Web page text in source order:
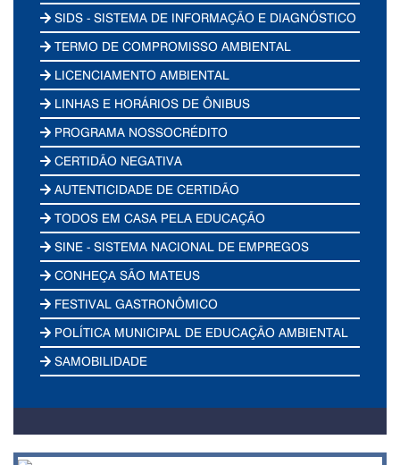
SIDS - SISTEMA DE INFORMAÇÃO E DIAGNÓSTICO
TERMO DE COMPROMISSO AMBIENTAL
LICENCIAMENTO AMBIENTAL
LINHAS E HORÁRIOS DE ÔNIBUS
PROGRAMA NOSSOCRÉDITO
CERTIDÃO NEGATIVA
AUTENTICIDADE DE CERTIDÃO
TODOS EM CASA PELA EDUCAÇÃO
SINE - SISTEMA NACIONAL DE EMPREGOS
CONHEÇA SÃO MATEUS
FESTIVAL GASTRONÔMICO
POLÍTICA MUNICIPAL DE EDUCAÇÃO AMBIENTAL
SAMOBILIDADE